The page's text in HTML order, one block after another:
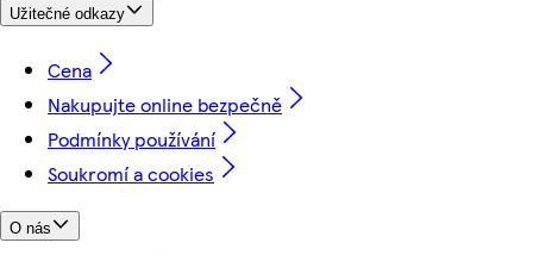
Užitečné odkazy
Cena
Nakupujte online bezpečně
Podmínky používání
Soukromí a cookies
O nás